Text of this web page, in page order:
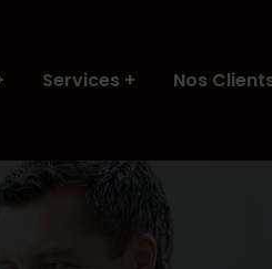
Services Nos